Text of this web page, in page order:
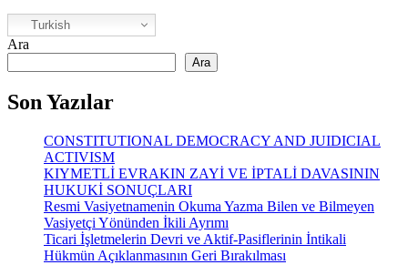
Turkish
Ara
Ara
Son Yazılar
CONSTITUTIONAL DEMOCRACY AND JUIDICIAL
ACTIVISM
KIYMETLİ EVRAKIN ZAYİ VE İPTALİ DAVASININ
HUKUKİ SONUÇLARI
Resmi Vasiyetnamenin Okuma Yazma Bilen ve Bilmeyen
Vasiyetçi Yönünden İkili Ayrımı
Ticari İşletmelerin Devri ve Aktif-Pasiflerinin İntikali
Hükmün Açıklanmasının Geri Bırakılması